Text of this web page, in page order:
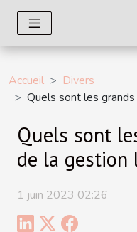
Accueil
Divers
Quels sont les
Quels sont
de la gestion
1 juin 2023 02:26